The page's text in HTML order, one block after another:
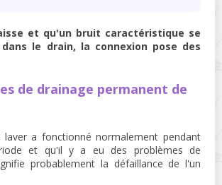
et qu'un bruit caractéristique se
le drain, la connexion pose des
de drainage permanent de
a fonctionné normalement pendant
et qu'il y a eu des problèmes de
probablement la défaillance de l'un